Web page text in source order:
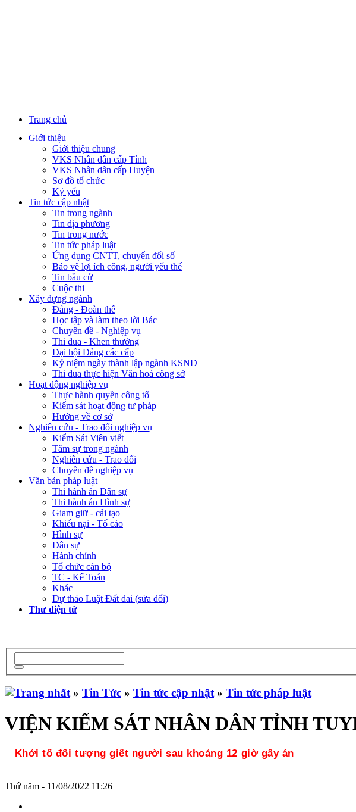
Trang chủ
Giới thiệu
Giới thiệu chung
VKS Nhân dân cấp Tỉnh
VKS Nhân dân cấp Huyện
Sơ đồ tổ chức
Kỷ yếu
Tin tức cập nhật
Tin trong ngành
Tin địa phương
Tin trong nước
Tin tức pháp luật
Ứng dụng CNTT, chuyển đổi số
Bảo vệ lợi ích công, người yếu thế
Tin bầu cử
Cuộc thi
Xây dựng ngành
Đảng - Đoàn thể
Học tập và làm theo lời Bác
Chuyên đề - Nghiệp vụ
Thi đua - Khen thưởng
Đại hội Đảng các cấp
Kỷ niệm ngày thành lập ngành KSND
Thi đua thực hiện Văn hoá công sở
Hoạt động nghiệp vụ
Thực hành quyền công tố
Kiểm sát hoạt động tư pháp
Hướng về cơ sở
Nghiên cứu - Trao đổi nghiệp vụ
Kiểm Sát Viên viết
Tâm sự trong ngành
Nghiên cứu - Trao đổi
Chuyên đề nghiệp vụ
Văn bản pháp luật
Thi hành án Dân sự
Thi hành án Hình sự
Giam giữ - cải tạo
Khiếu nại - Tố cáo
Hình sự
Dân sự
Hành chính
Tổ chức cán bộ
TC - Kế Toán
Khác
Dự thảo Luật Đất đai (sửa đổi)
Thư điện tử
» Tin Tức » Tin tức cập nhật » Tin tức pháp luật
VIỆN KIỂM SÁT NHÂN DÂN TỈNH
Khởi tố đối tượng giết người sau khoảng 12 giờ gây án
Thứ năm - 11/08/2022 11:26